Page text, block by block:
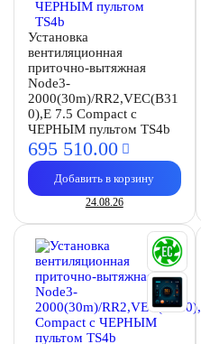
Установка
вентиляционная
приточно-вытяжная
Node3-
2000(30m)/RR2,VEC(B31
0),E 7.5 Compact с
ЧЕРНЫМ пультом TS4b
695 510.00
Добавить в корзину
24.08.26